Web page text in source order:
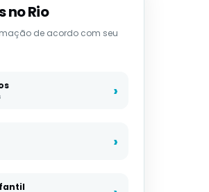
no Rio
de acordo com seu